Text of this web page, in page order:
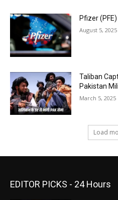
Pfizer
August 5, 2025
Taliban
Pakistan
March 5, 2025
Load
EDITOR PICKS - 24 Hours